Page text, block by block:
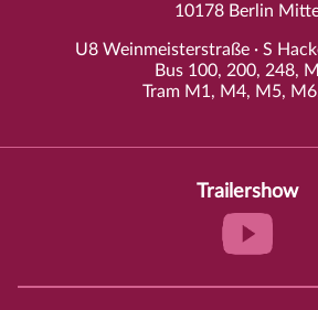
10178 Berlin
U8 Weinmeisterstraße · S
Bus 100, 200, 248,
Tram M1, M4, M5,
Trailershow